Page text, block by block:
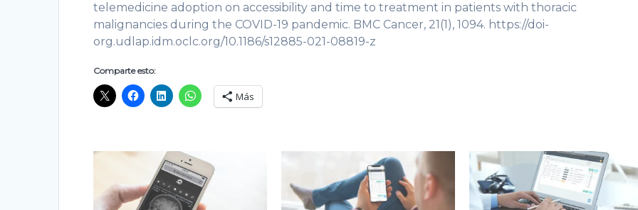
telemedicine adoption on accessibility and time to treatment in patients with thoracic
malignancies during the COVID-19 pandemic. BMC Cancer, 21(1), 1094. https://doi-
org.udlap.idm.oclc.org/10.1186/s12885-021-08819-z
Comparte esto:
Más